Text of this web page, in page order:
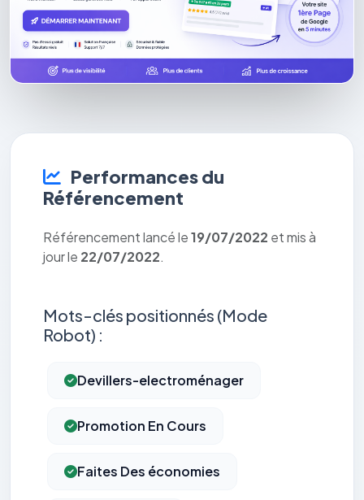
Performances du
Référencement
Référencement lancé le19/07/2022 et mis à
jour le 22/07/2022.
Mots-clés positionnés (Mode
Robot) :
Devillers-electroménager
Promotion En Cours
Faites Des économies